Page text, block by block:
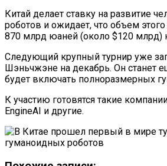
Китай делает ставку на развитие
роботов и ожидает, что объем
870 млрд юаней (около $120 млрд)
Следующий крупный турнир уже
Шэньчжэне на декабрь. Он станет
будет включать полноразмерных
К участию готовятся такие
EngineAI и другие.